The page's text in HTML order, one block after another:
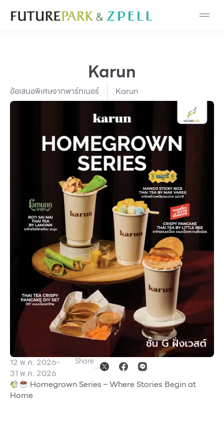
Cosmetic
Food
Gold & Jewelry
Mobile
School
Service
Superstores
สมาชิก F-MEMBER
กิจกรรมและโปรโมชั่น
ข้อเสนอพิเศษ
Karun
ข้อเสนอพิเศษจากพาร์ทเนอร์ Karun
12 พ.ค. 2026-
31 พ.ค. 2026
Share
Homegrown Series – Where Stories Begin at
Home